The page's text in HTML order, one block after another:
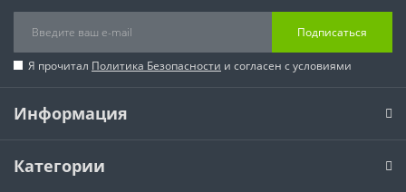
Подписаться
Я прочитал Политика Безопасности и согласен с условиями
Информация
Категории